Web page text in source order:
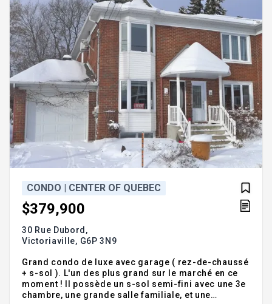
CONDO | CENTER OF QUEBEC
$379,900
30 Rue Dubord,
Victoriaville, G6P 3N9
Grand condo de luxe avec garage ( rez-de-chaussé
+ s-sol ). L'un des plus grand sur le marché en ce
moment ! Il possède un s-sol semi-fini avec une 3e
chambre, une grande salle familiale, et une